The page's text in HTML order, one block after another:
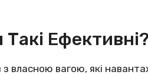
Ефективні?
вагою, які